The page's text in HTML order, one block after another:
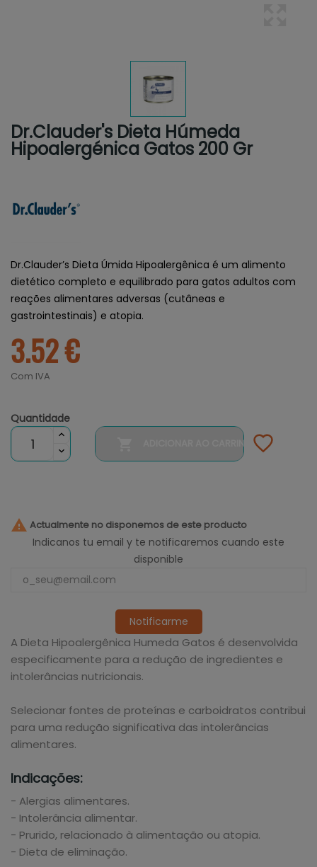
Dr.Clauder's Dieta Húmeda
Hipoalergénica Gatos 200 Gr
Dr.Clauder’s Dieta Úmida Hipoalergênica é um alimento
dietético completo e equilibrado para gatos adultos com
reações alimentares adversas (cutâneas e
gastrointestinais) e atopia.
3.52 €
Com IVA
Quantidade
ADICIONAR AO CARRINHO
 Actualmente no disponemos de este producto
Indicanos tu email y te notificaremos cuando este
disponible
Notificarme
A Dieta Hipoalergênica Humeda Gatos é desenvolvida
especificamente para a redução de ingredientes e
intolerâncias nutricionais.
Selecionar fontes de proteínas e carboidratos contribui
para uma redução significativa das intolerâncias
alimentares.
Indicações:
- Alergias alimentares.
- Intolerância alimentar.
- Prurido, relacionado à alimentação ou atopia.
- Dieta de eliminação.